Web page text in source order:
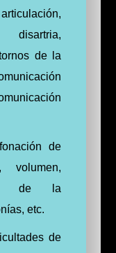
de la
de
volumen,
de la
etc.
de